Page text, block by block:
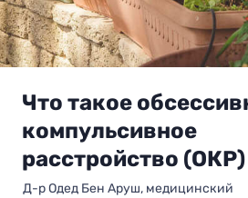
Что такое
компульсивное
расстройство (ОКР)
Д-р Одед Бен Аруш, медицинский